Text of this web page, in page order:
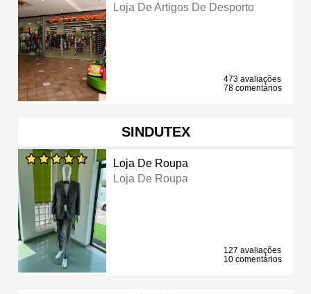
Loja De Artigos De Desporto
473 avaliações
78 comentários
SINDUTEX
Loja De Roupa
Loja De Roupa
127 avaliações
10 comentários